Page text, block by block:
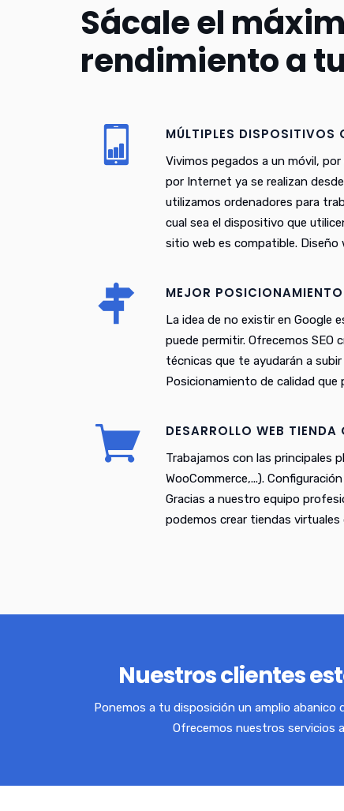
Sácale el
rendimiento a
MÚLTIPLES DISPOSITIVOS
Vivimos pegados a un móvil,
por Internet ya se realizan
utilizamos ordenadores para
cual sea el dispositivo que
sitio web es compatible. Diseño
MEJOR POSICIONAMIENTO
La idea de no existir en Google
puede permitir. Ofrecemos SEO
técnicas que te ayudarán a
Posicionamiento de calidad que
DESARROLLO WEB
Trabajamos con las principales
WooCommerce,...).
Gracias a nuestro equipo
podemos crear tiendas
Nuestros clientes
Ponemos a tu disposición un amplio
Ofrecemos nuestros servicios